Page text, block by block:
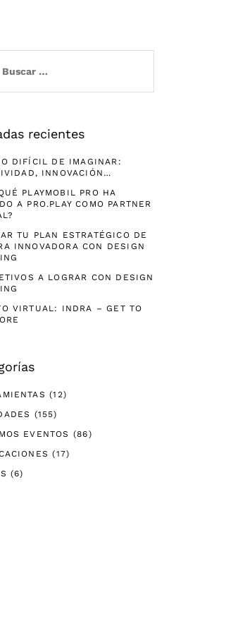
recientes
DIFÍCIL DE IMAGINAR:
INNOVACIÓN…
PLAYMOBIL PRO HA
A PRO.PLAY COMO PARTNER
TU PLAN ESTRATÉGICO DE
INNOVADORA CON DESIGN
A LOGRAR CON DESIGN
VIRTUAL: INDRA – GET TO
(12)
(155)
EVENTOS (86)
(17)
(6)